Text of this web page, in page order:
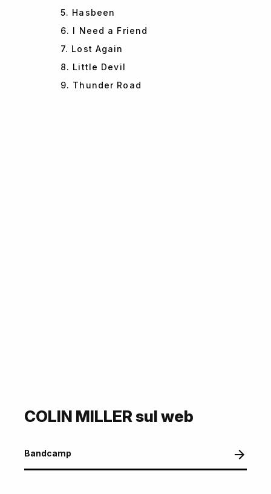
5. Hasbeen
6. I Need a Friend
7. Lost Again
8. Little Devil
9. Thunder Road
COLIN MILLER sul web
Bandcamp